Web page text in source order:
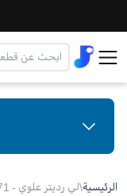
الرئيسية\لي رديتر علوي - 1657161071